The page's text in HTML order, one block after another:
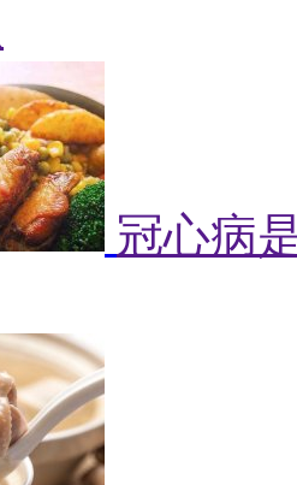
冠心病